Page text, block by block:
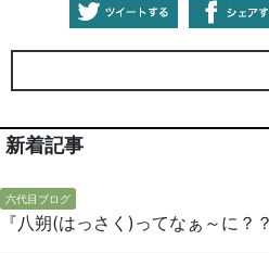
新着記事
六代目ブログ
『八朔(はっさく)ってなぁ～に？？